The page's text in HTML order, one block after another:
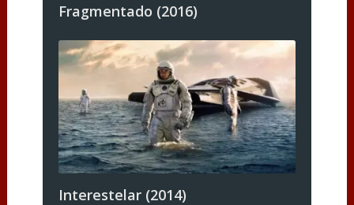
Fragmentado (2016)
Interestelar (2014)